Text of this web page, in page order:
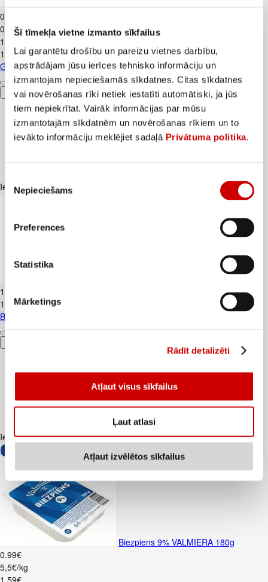
Šī tīmekļa vietne izmanto sīkfailus
Lai garantētu drošību un pareizu vietnes darbību,
apstrādājam jūsu ierīces tehnisko informāciju un
izmantojam nepieciešamās sīkdatnes. Citas sīkdatnes
vai novērošanas rīki netiek iestatīti automātiski, ja jūs
tiem nepiekrītat. Vairāk informācijas par mūsu
izmantotajām sīkdatnēm un novērošanas rīkiem un to
ievākto informāciju meklējiet sadaļā Privātuma politika.
izvēle
Nepieciešams
Preferences
Statistika
Mārketings
Rādīt detalizēti
Atļaut visus sīkfailus
Ļaut atlasi
Atļaut izvēlētos sīkfailus
0
0,69€/gab.
1
1,29€/gab.
Gurķi garie LATVIJA gab.
Pievienot
Iesakām ar
1
1,19€/kg
Banāni CAVENDISH kg
Iesakām ar
Biezpiens 9% VALMIERA 180g
0.99€
5,5€/kg